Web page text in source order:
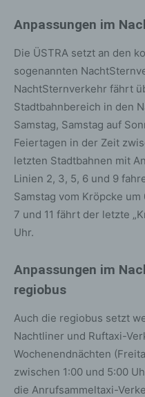
Anpassungen im
Die ÜSTRA setzt an den
sogenannten
NachtSternverkehr fährt
Stadtbahnbereich in den
Samstag, Samstag auf
Feiertagen in der Zeit
letzten Stadtbahnen mit
Linien 2, 3, 5, 6 und 9
Samstag vom Kröpcke
7 und 11 fährt der letzte
Uhr.
Anpassungen im
regiobus
Auch die regiobus setzt
Nachtliner und Ruftaxi-
Wochenendnächten
zwischen 1:00 und 5:00
die Anrufsammeltaxi-